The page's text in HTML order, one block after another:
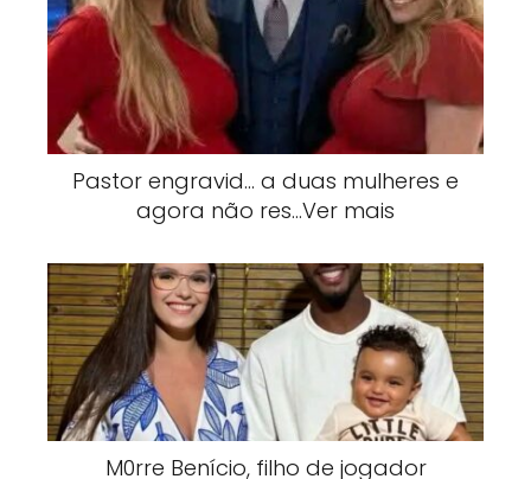
Pastor engravid… a duas mulheres e
agora não res…Ver mais
M0rre Benício, filho de jogador